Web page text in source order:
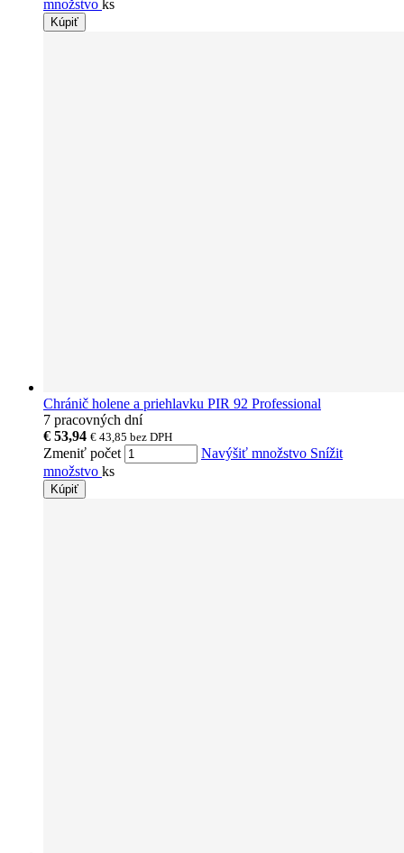
množstvo ks
Kúpiť
Chránič holene a priehlavku PIR 92 Professional
7 pracovných dní
€ 53,94 € 43,85 bez DPH
Zmeniť počet Navýšiť množstvo Snížit
množstvo ks
Kúpiť